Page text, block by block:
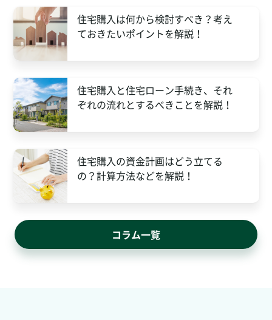
住宅購入は何から検討すべき？考え
ておきたいポイントを解説！
住宅購入と住宅ローン手続き、それ
ぞれの流れとするべきことを解説！
住宅購入の資金計画はどう立てる
の？計算方法などを解説！
コラム一覧